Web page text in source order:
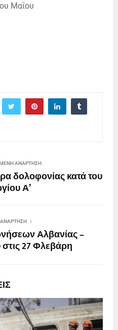
Μαΐου
ΑΝΆΡΤΗΣΗ
δολοφονίας κατά του
Α’
Αλβανίας –
27 Φλεβάρη